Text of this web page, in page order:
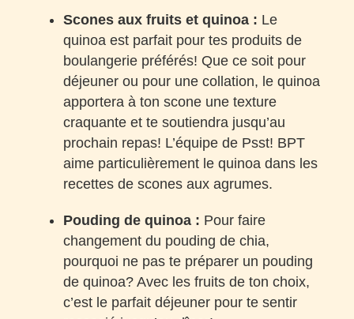
Scones aux fruits et quinoa : Le
quinoa est parfait pour tes produits de
boulangerie préférés! Que ce soit pour
déjeuner ou pour une collation, le quinoa
apportera à ton scone une texture
craquante et te soutiendra jusqu’au
prochain repas! L’équipe de Psst! BPT
aime particulièrement le quinoa dans les
recettes de scones aux agrumes.
Pouding de quinoa : Pour faire
changement du pouding de chia,
pourquoi ne pas te préparer un pouding
de quinoa? Avec les fruits de ton choix,
c’est le parfait déjeuner pour te sentir